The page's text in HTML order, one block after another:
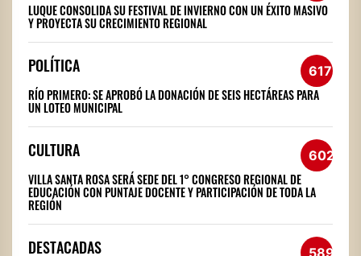
LUQUE CONSOLIDA SU FESTIVAL DE INVIERNO CON UN ÉXITO MASIVO
Y PROYECTA SU CRECIMIENTO REGIONAL
POLÍTICA 617
RÍO PRIMERO: SE APROBÓ LA DONACIÓN DE SEIS HECTÁREAS PARA
UN LOTEO MUNICIPAL
CULTURA 602
VILLA SANTA ROSA SERÁ SEDE DEL 1° CONGRESO REGIONAL DE
EDUCACIÓN CON PUNTAJE DOCENTE Y PARTICIPACIÓN DE TODA LA
REGIÓN
DESTACADAS 589